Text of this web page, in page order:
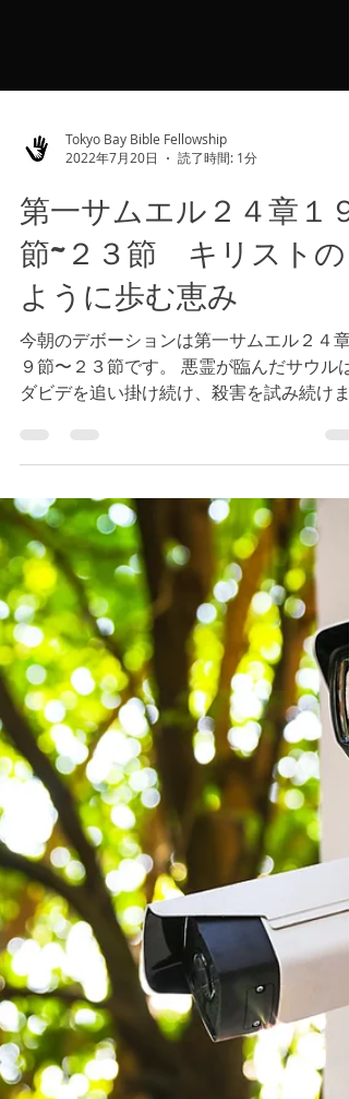
2022年7月20日
読了時間: 1分
第一サムエル２４章１９
節~２３節 キリストの
ように歩む恵み
今朝のデボーションは第一サムエル２４章
９節〜２３節です。 悪霊が臨んだサウルは
す。義であるクリスチャンたちには、悪魔
人々を通じて攻撃を仕掛けることがあるの
す。 攻撃を仕掛けられた時に、私たちは自
分を責めて、罪悪感をおぼえますでしょ...